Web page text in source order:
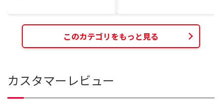
このカテゴリをもっと見る
カスタマーレビュー